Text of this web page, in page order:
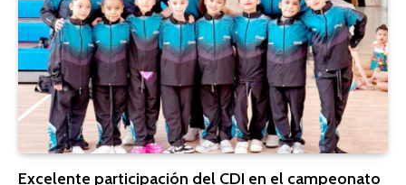
Excelente participación del CDI en el campeonato